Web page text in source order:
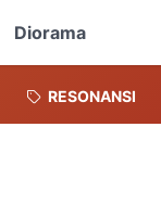
Diorama
RESONANSI